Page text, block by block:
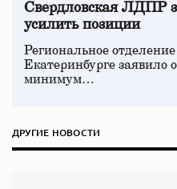
Свердловская ЛДПР
усилить позиции
Региональное
Екатеринбурге заявило
минимум…
ДРУГИЕ НОВОСТИ